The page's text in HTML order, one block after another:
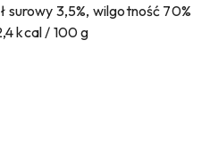
surowy 3,5%, wilgotność 70%
kcal / 100 g